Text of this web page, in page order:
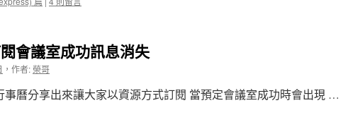
會議室成功訊息消失
， 作者:榮哥
事曆分享出來讓大家以資源方式訂閱 當預定會議室成功時會出現 …